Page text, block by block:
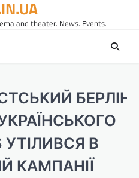
and theater. News. Events.
УТІЛИВСЯ В
КАМПАНІЇ